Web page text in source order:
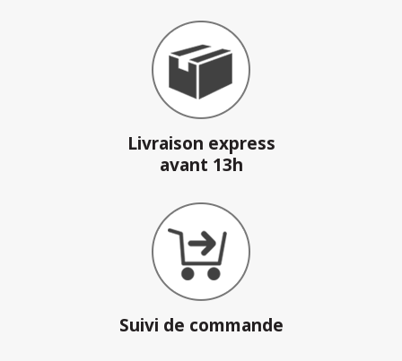
Livraison express
avant 13h
Suivi de commande